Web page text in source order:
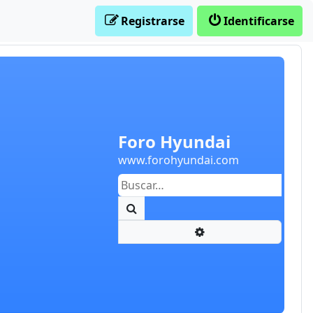
Foro Hyundai
www.forohyundai.com
Identificarse
Registrarse